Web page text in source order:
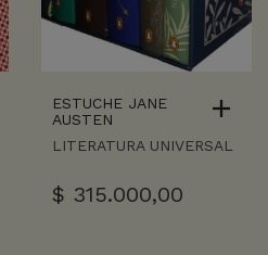
ESTUCHE JANE
AUSTEN
LITERATURA UNIVERSAL
$ 315.000,00